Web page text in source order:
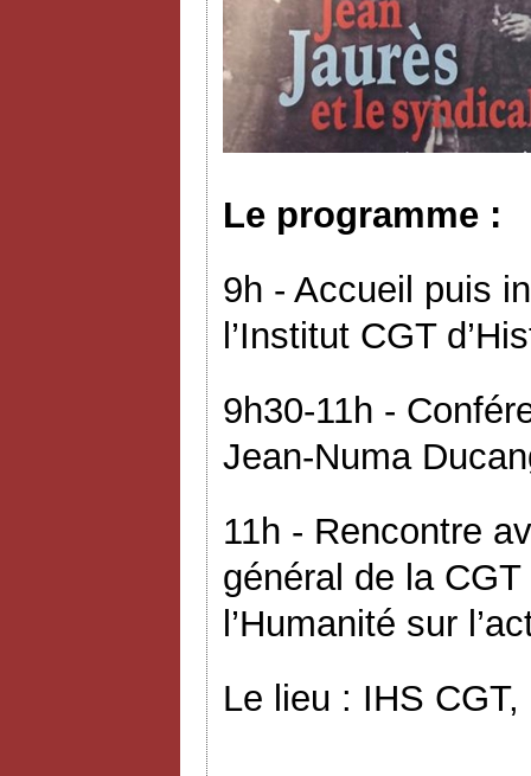
Le programme :
9h - Accueil puis
l’Institut CGT
9h30-11h -
Jean-Numa
11h - Rencontre
général de la
l’Humanité sur
Le lieu : IHS